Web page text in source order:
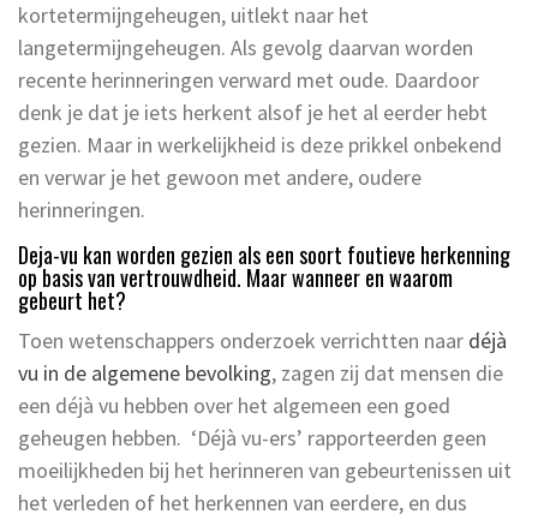
kortetermijngeheugen, uitlekt naar het
langetermijngeheugen. Als gevolg daarvan worden
recente herinneringen verward met oude. Daardoor
denk je dat je iets herkent alsof je het al eerder hebt
gezien. Maar in werkelijkheid is deze prikkel onbekend
en verwar je het gewoon met andere, oudere
herinneringen.
Deja-vu kan worden gezien als een soort foutieve herkenning
op basis van vertrouwdheid. Maar wanneer en waarom
gebeurt het?
Toen wetenschappers onderzoek verrichtten naar déjà
vu in de algemene bevolking, zagen zij dat mensen die
een déjà vu hebben over het algemeen een goed
geheugen hebben. ‘Déjà vu-ers’ rapporteerden geen
moeilijkheden bij het herinneren van gebeurtenissen uit
het verleden of het herkennen van eerdere, en dus